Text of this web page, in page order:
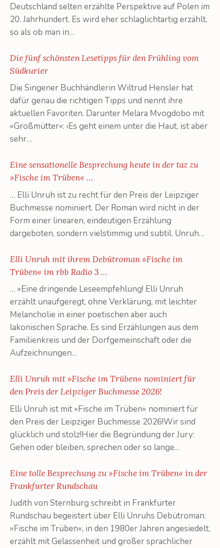
Deutschland selten erzählte Perspektive auf Polen im
20. Jahrhundert. Es wird eher schlaglichtartig erzählt,
so als ob man in…
Die fünf schönsten Lesetipps für den Frühling vom
Südkurier
Die Singener Buchhändlerin Wiltrud Hensler hat
dafür genau die richtigen Tipps und nennt ihre
aktuellen Favoriten. Darunter Melara Mvogdobo mit
»Großmütter«: ›Es geht einem unter die Haut, ist aber
sehr…
Eine sensationelle Besprechung heute in der taz zu
»Fische im Trüben« …
… Elli Unruh ist zu recht für den Preis der Leipziger
Buchmesse nominiert. Der Roman wird nicht in der
Form einer linearen, eindeutigen Erzählung
dargeboten, sondern vielstimmig und subtil. Unruh…
Elli Unruh mit ihrem Debütroman »Fische im
Trüben« im rbb Radio 3 …
… »Eine dringende Leseempfehlung! Elli Unruh
erzählt unaufgeregt, ohne Verklärung, mit leichter
Melancholie in einer poetischen aber auch
lakonischen Sprache. Es sind Erzählungen aus dem
Familienkreis und der Dorfgemeinschaft oder die
Aufzeichnungen…
Elli Unruh mit »Fische im Trüben« nominiert für
den Preis der Leipziger Buchmesse 2026!
Elli Unruh ist mit »Fische im Trüben« nominiert für
den Preis der Leipziger Buchmesse 2026!Wir sind
glücklich und stolz!Hier die Begründung der Jury:
Gehen oder bleiben, sprechen oder so lange…
Eine tolle Besprechung zu »Fische im Trüben« in der
Frankfurter Rundschau
Judith von Sternburg schreibt in Frankfurter
Rundschau begeistert über Elli Unruhs Debütroman:
»Fische im Trüben«, in den 1980er Jahren angesiedelt,
erzählt mit Gelassenheit und großer sprachlicher